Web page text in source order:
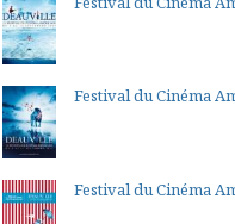
Festival du Cinéma
Festival du Cinéma